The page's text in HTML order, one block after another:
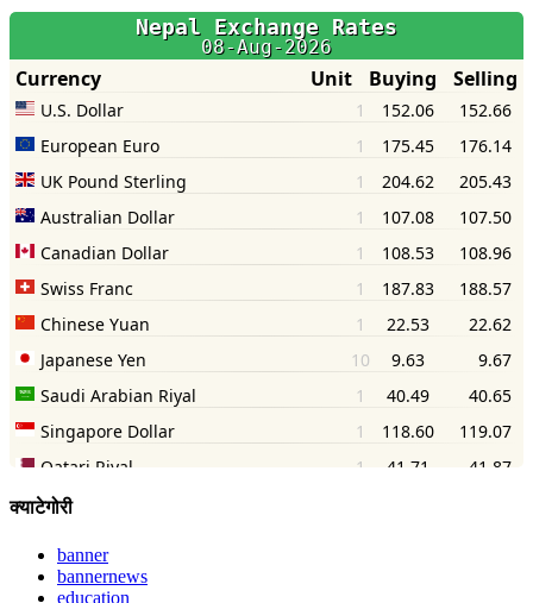
क्याटेगोरी
banner
bannernews
education